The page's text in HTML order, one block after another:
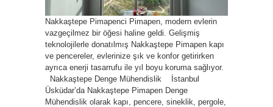
Nakkaştepe Pimapenci Pimapen, modern evlerin
vazgeçilmez bir öğesi haline geldi. Gelişmiş
teknolojilerle donatılmış Nakkaştepe Pimapen kapı
ve pencereler, evlerinize şık ve konfor getirirken
ayrıca enerji tasarrufu ile yıl boyu koruma sağlıyor.
Nakkaştepe Denge Mühendislik İstanbul
Üsküdar’da Nakkaştepe Pimapen Denge
Mühendislik olarak kapı, pencere, sineklik, pergole,